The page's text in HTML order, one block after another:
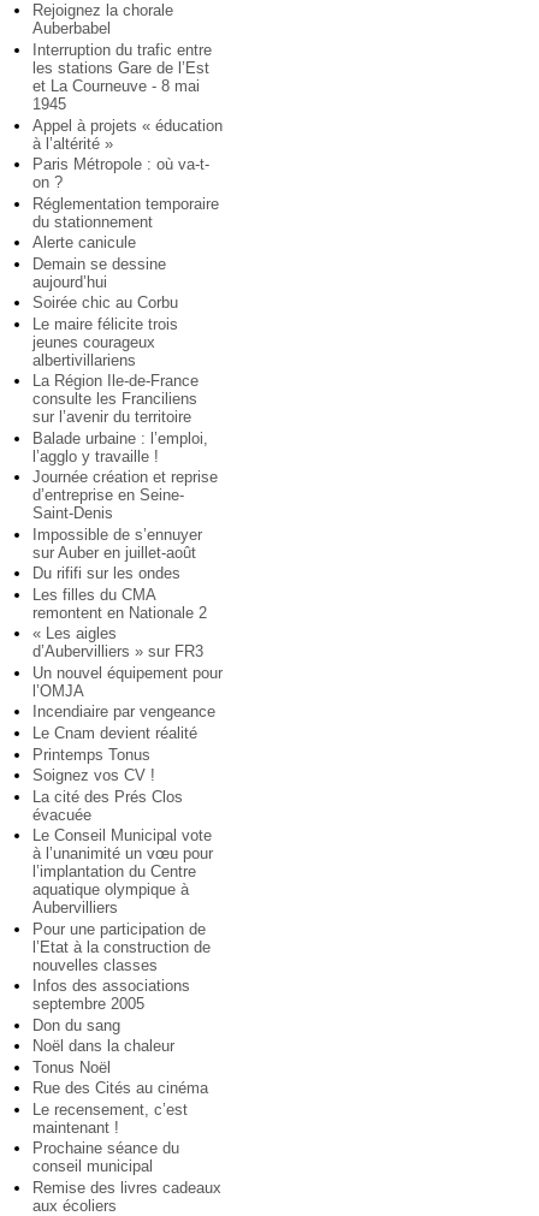
Rejoignez la chorale
Auberbabel
Interruption du trafic entre
les stations Gare de l’Est
et La Courneuve - 8 mai
1945
Appel à projets « éducation
à l’altérité »
Paris Métropole : où va-t-
on ?
Réglementation temporaire
du stationnement
Alerte canicule
Demain se dessine
aujourd’hui
Soirée chic au Corbu
Le maire félicite trois
jeunes courageux
albertivillariens
La Région Ile-de-France
consulte les Franciliens
sur l’avenir du territoire
Balade urbaine : l’emploi,
l’agglo y travaille !
Journée création et reprise
d’entreprise en Seine-
Saint-Denis
Impossible de s’ennuyer
sur Auber en juillet-août
Du rififi sur les ondes
Les filles du CMA
remontent en Nationale 2
« Les aigles
d’Aubervilliers » sur FR3
Un nouvel équipement pour
l’OMJA
Incendiaire par vengeance
Le Cnam devient réalité
Printemps Tonus
Soignez vos CV !
La cité des Prés Clos
évacuée
Le Conseil Municipal vote
à l’unanimité un vœu pour
l’implantation du Centre
aquatique olympique à
Aubervilliers
Pour une participation de
l’Etat à la construction de
nouvelles classes
Infos des associations
septembre 2005
Don du sang
Noël dans la chaleur
Tonus Noël
Rue des Cités au cinéma
Le recensement, c’est
maintenant !
Prochaine séance du
conseil municipal
Remise des livres cadeaux
aux écoliers